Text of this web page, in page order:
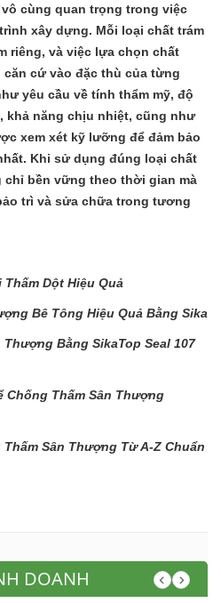
cùng quan trọng trong việc
xây dựng. Mỗi loại chất trám
riêng, và việc lựa chọn chất
cứ vào đặc thù của từng
yêu cầu về tính thẩm mỹ, độ
khả năng chịu nhiệt, cũng như
xem xét kỹ lưỡng để đảm bảo
Khi sử dụng đúng loại chất
chỉ bền vững theo thời gian mà
trì và sửa chữa trong tương
Dột Hiệu Quả
Bê Tông Hiệu Quả Bằng Sika
Bằng SikaTop Seal 107
Chống Thấm Sân Thượng
Sân Thượng Từ A-Z Chuẩn
DOANH